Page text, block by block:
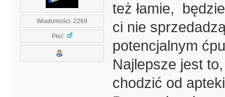
Wiadomości: 2269
Płeć:
też łamie,
ci nie
potencjalnym
Najlepsze jest
chodzić od